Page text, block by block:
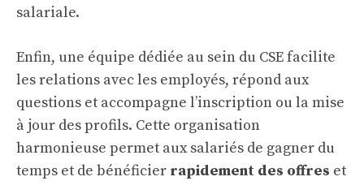
salariale.
Enfin, une équipe dédiée au sein du CSE facilite
les relations avec les employés, répond aux
questions et accompagne l’inscription ou la mise
à jour des profils. Cette organisation
harmonieuse permet aux salariés de gagner du
temps et de bénéficier rapidement des offres et